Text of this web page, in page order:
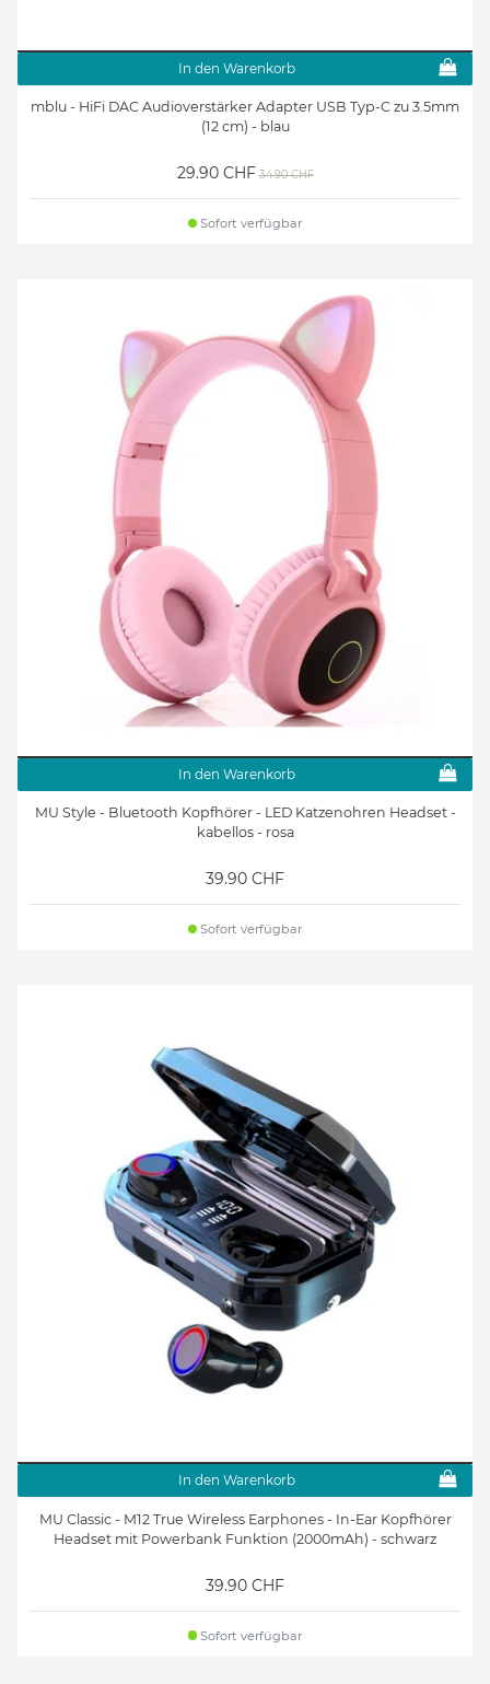
In den Warenkorb
mblu - HiFi DAC Audioverstärker Adapter USB Typ-C zu 3.5mm
(12 cm) - blau
29.90 CHF 34.90 CHF
Sofort verfügbar
In den Warenkorb
MU Style - Bluetooth Kopfhörer - LED Katzenohren Headset -
kabellos - rosa
39.90 CHF
Sofort verfügbar
In den Warenkorb
MU Classic - M12 True Wireless Earphones - In-Ear Kopfhörer
Headset mit Powerbank Funktion (2000mAh) - schwarz
39.90 CHF
Sofort verfügbar